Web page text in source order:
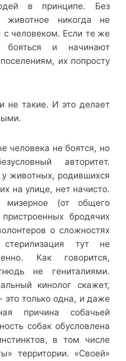
в принципе. Без
животное никогда не
с человеком. Если те же
бояться и начинают
их попросту
не такие. И это делает
человека не боятся, но
авторитет.
животных, родившихся
на улице, нет начисто.
(от общего
бродячих
о сложностях
тут не
Как говорится,
не гениталиями.
кинолог скажет,
это только одна, и даже
причина собачьей
собак обусловлена
в том числе
территории. «Своей»